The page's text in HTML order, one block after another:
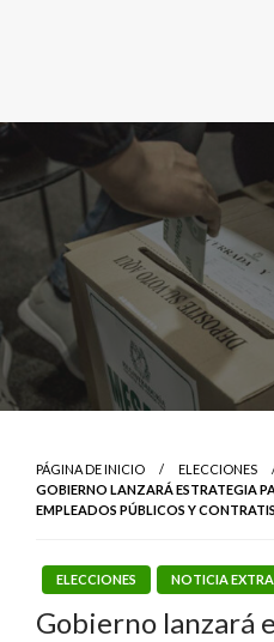
PÁGINA DE INICIO
ELECCIONES
GOBIERNO LANZARÁ ESTRATEGIA
EMPLEADOS PÚBLICOS Y
ELECCIONES NOTICIA
Gobierno lanzará